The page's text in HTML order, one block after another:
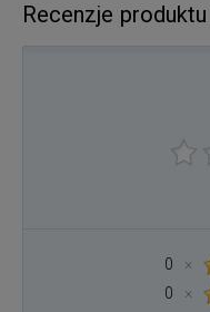
Recenzje produktu
0
×
0
×